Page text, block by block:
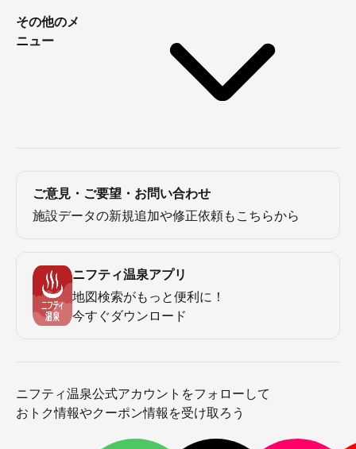
その他のメ
ニュー
ご意見・ご要望・お問い合わせ
施設データの新規追加や修正依頼もこちらから
ニフティ温泉アプリ
地図検索がもっと便利に！
今すぐダウンロード
ニフティ温泉公式アカウントをフォローして
おトク情報やクーポン情報を受け取ろう